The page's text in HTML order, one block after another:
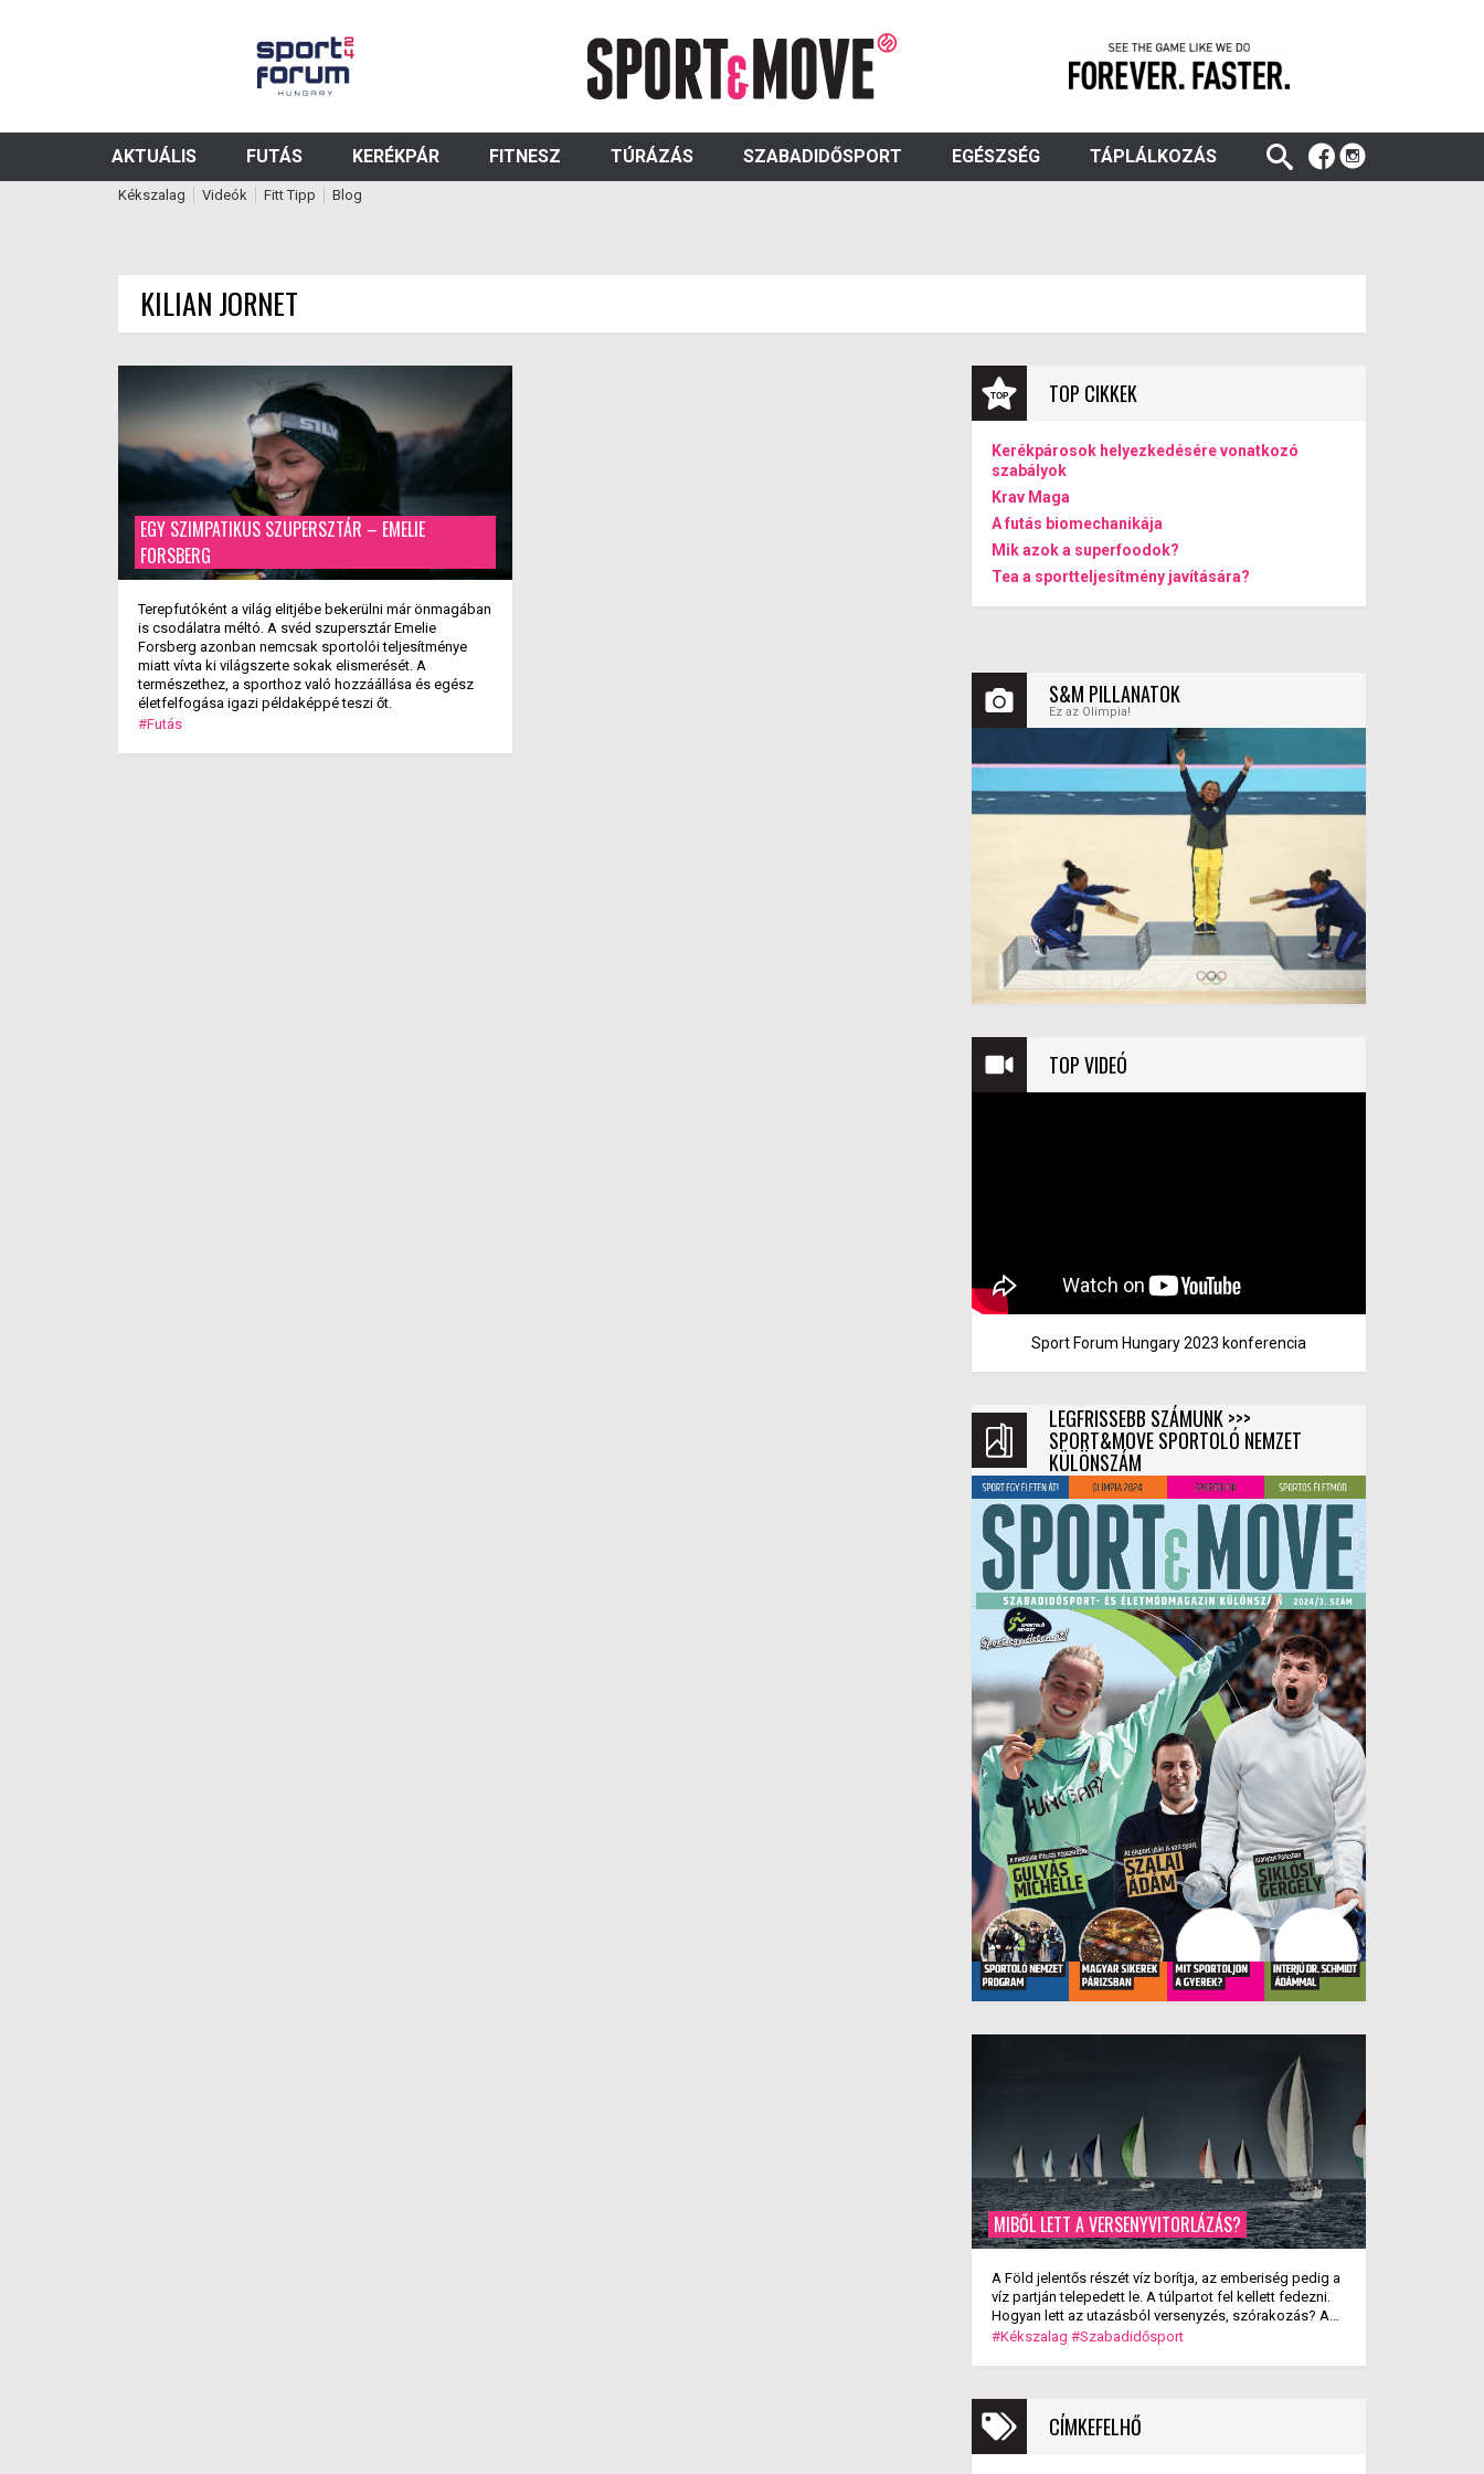
AKTUÁLIS FUTÁS KERÉKPÁR FITNESZ TÚRÁZÁS SZABADIDŐSPORT EGÉSZSÉG TÁPLÁLKOZÁS
Kékszalag Videók Fitt Tipp Blog
KILIAN JORNET
EGY SZIMPATIKUS SZUPERSZTÁR – EMELIE
FORSBERG
Terepfutóként a világ elitjébe bekerülni már önmagában
is csodálatra méltó. A svéd szupersztár Emelie
Forsberg azonban nemcsak sportolói teljesítménye
miatt vívta ki világszerte sokak elismerését. A
természethez, a sporthoz való hozzáállása és egész
életfelfogása igazi példaképpé teszi őt.
#Futás
TOP CIKKEK
Kerékpárosok helyezkedésére vonatkozó
szabályok
Krav Maga
A futás biomechanikája
Mik azok a superfoodok?
Tea a sportteljesítmény javítására?
S&M PILLANATOK
Ez az Olimpia!
TOP VIDEÓ
Sport Forum Hungary 2023 konferencia
LEGFRISSEBB SZÁMUNK >>>
SPORT&MOVE SPORTOLÓ NEMZET
KÜLÖNSZÁM
MIBŐL LETT A VERSENYVITORLÁZÁS?
A Föld jelentős részét víz borítja, az emberiség pedig a
víz partján telepedett le. A túlpartot fel kellett fedezni.
Hogyan lett az utazásból versenyzés, szórakozás? A
versenyvitorlázás kialakulása.
#Kékszalag #Szabadidősport
CÍMKEFELHŐ